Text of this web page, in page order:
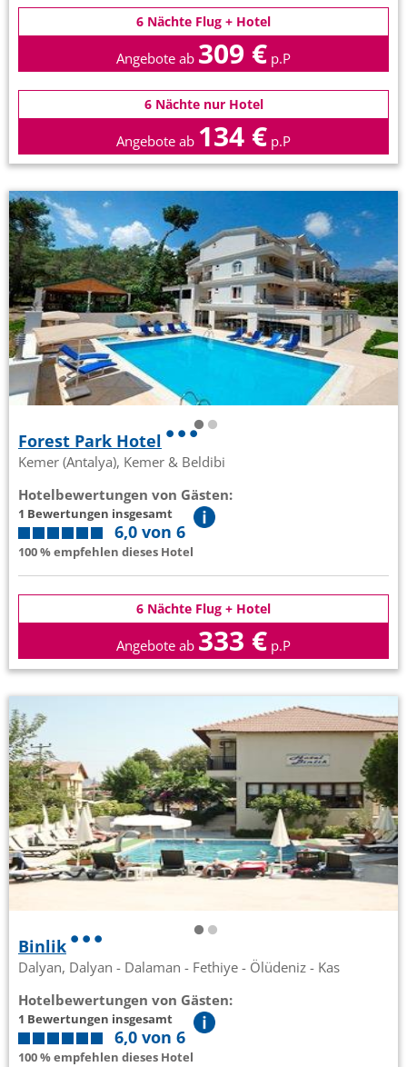
6 Nächte Flug + Hotel
Angebote ab 309 € p.P
6 Nächte nur Hotel
Angebote ab 134 € p.P
Forest Park Hotel
Kemer (Antalya), Kemer & Beldibi
Hotelbewertungen von Gästen:
1 Bewertungen insgesamt
6,0 von 6
100 % empfehlen dieses Hotel
6 Nächte Flug + Hotel
Angebote ab 333 € p.P
Binlik
Dalyan, Dalyan - Dalaman - Fethiye - Ölüdeniz - Kas
Hotelbewertungen von Gästen:
1 Bewertungen insgesamt
6,0 von 6
100 % empfehlen dieses Hotel